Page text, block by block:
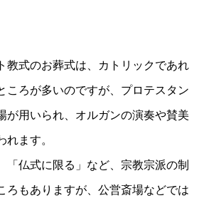
教式のお葬式は、カトリックであれ
ころが多いのですが、プロテスタン
が用いられ、オルガンの演奏や賛美
れます。
「仏式に限る」など、宗教宗派の制
ろもありますが、公営斎場などでは